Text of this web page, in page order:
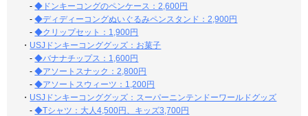
-◆ドンキーコングのペンケース：2,600円
-◆ディディーコングぬいぐるみペンスタンド：2,900円
-◆クリップセット：1,900円
・ USJドンキーコンググッズ：お菓子
-◆バナナチップス：1,600円
-◆アソートスナック：2,800円
-◆アソートスウィーツ：1,200円
・ USJドンキーコンググッズ：スーパーニンテンドーワールドグッズ
-◆Tシャツ：大人4,500円、キッズ3,700円